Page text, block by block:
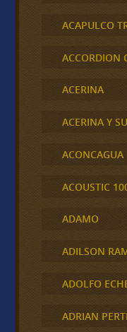
ACAPULCO
ACCORDION
ACERINA
ACERINA Y
ACONCAGUA
ACOUSTIC
ADAMO
ADILSON
ADOLFO
ADRIAN